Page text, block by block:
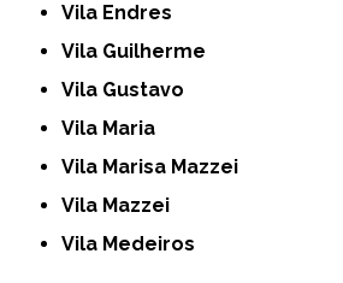
Vila Endres
Vila Guilherme
Vila Gustavo
Vila Maria
Vila Marisa Mazzei
Vila Mazzei
Vila Medeiros